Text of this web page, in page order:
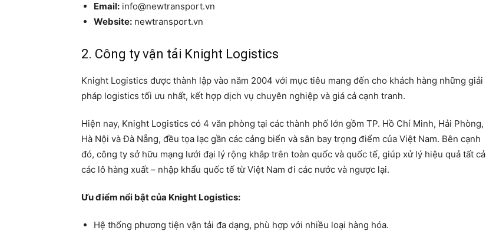
Email: info@newtransport.vn
Website: newtransport.vn
2. Công ty vận tải Knight Logistics
Knight Logistics được thành lập vào năm 2004 với mục tiêu mang đến cho khách hàng những giải
pháp logistics tối ưu nhất, kết hợp dịch vụ chuyên nghiệp và giá cả cạnh tranh.
Hiện nay, Knight Logistics có 4 văn phòng tại các thành phố lớn gồm TP. Hồ Chí Minh, Hải Phòng,
Hà Nội và Đà Nẵng, đều tọa lạc gần các cảng biển và sân bay trọng điểm của Việt Nam. Bên cạnh
đó, công ty sở hữu mạng lưới đại lý rộng khắp trên toàn quốc và quốc tế, giúp xử lý hiệu quả tất cả
các lô hàng xuất – nhập khẩu quốc tế từ Việt Nam đi các nước và ngược lại.
Ưu điểm nổi bật của Knight Logistics:
Hệ thống phương tiện vận tải đa dạng, phù hợp với nhiều loại hàng hóa.